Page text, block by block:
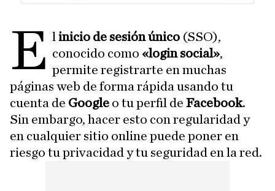
E l inicio de sesión único (SSO),
conocido como «login social»,
permite registrarte en muchas
páginas web de forma rápida usando tu
cuenta de Google o tu perfil de Facebook.
Sin embargo, hacer esto con regularidad y
en cualquier sitio online puede poner en
riesgo tu privacidad y tu seguridad en la red.